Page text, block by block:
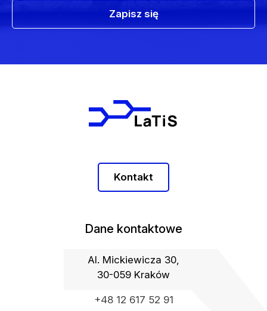
Kontakt
Dane kontaktowe
Al. Mickiewicza 30,
30-059 Kraków
+48 12 617 52 91